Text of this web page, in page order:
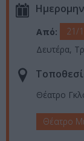
Από: 21/
Δευτέρα,
Θέατρο
Θέατρο